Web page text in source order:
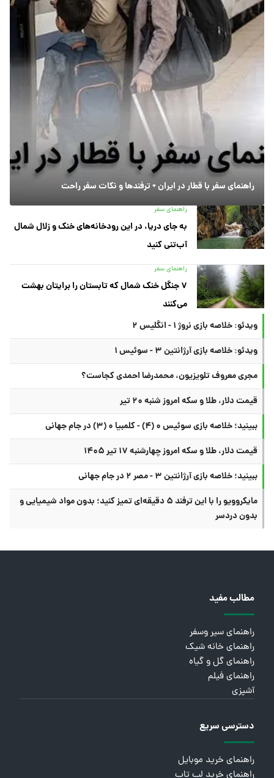
راهنمای سفر با قطار در ایران + ترفندها و نکات سفر راحت
راهنمای سفر
به جای دریا، در این رودخانه‌های خنک و زلال شمال
آب‌تنی کنید
راهنمای سفر
۷ جنگل خنک شمال که تابستان را برایتان بهشت
می‌کنند
ویدئو: خلاصه بازی نروژ ۱ - انگلیس ۲
ویدئو: خلاصه بازی آرژانتین ۳ - سوئیس ۱
مجری معروف تلویزیون، محمدرضا احمدی کجاست؟
قیمت دلار، طلا و سکه امروز شنبه ۲۰ تیر
ببینید؛ خلاصه بازی سوئیس ۰ (۴) - کلمبیا ۰ (۳) در جام جهانی
قیمت دلار، طلا و سکه امروز چهارشنبه ۱۷ تیر ۱۴۰۵
ببینید؛ خلاصه بازی آرژانتین ۳ - مصر ۲ در جام جهانی
مایکروویو را با این ترفند ۵ دقیقه‌ای تمیز کنید؛ بدون مواد شیمیایی و
بدون دردسر
مطالب مفید
راهنمای سیر وسفر
راهنمای خانه شیک
راهنمای گل و گیاه
راهنمای فیلم
آشپزی
دسترسی سریع
راهنمای خرید موبایل